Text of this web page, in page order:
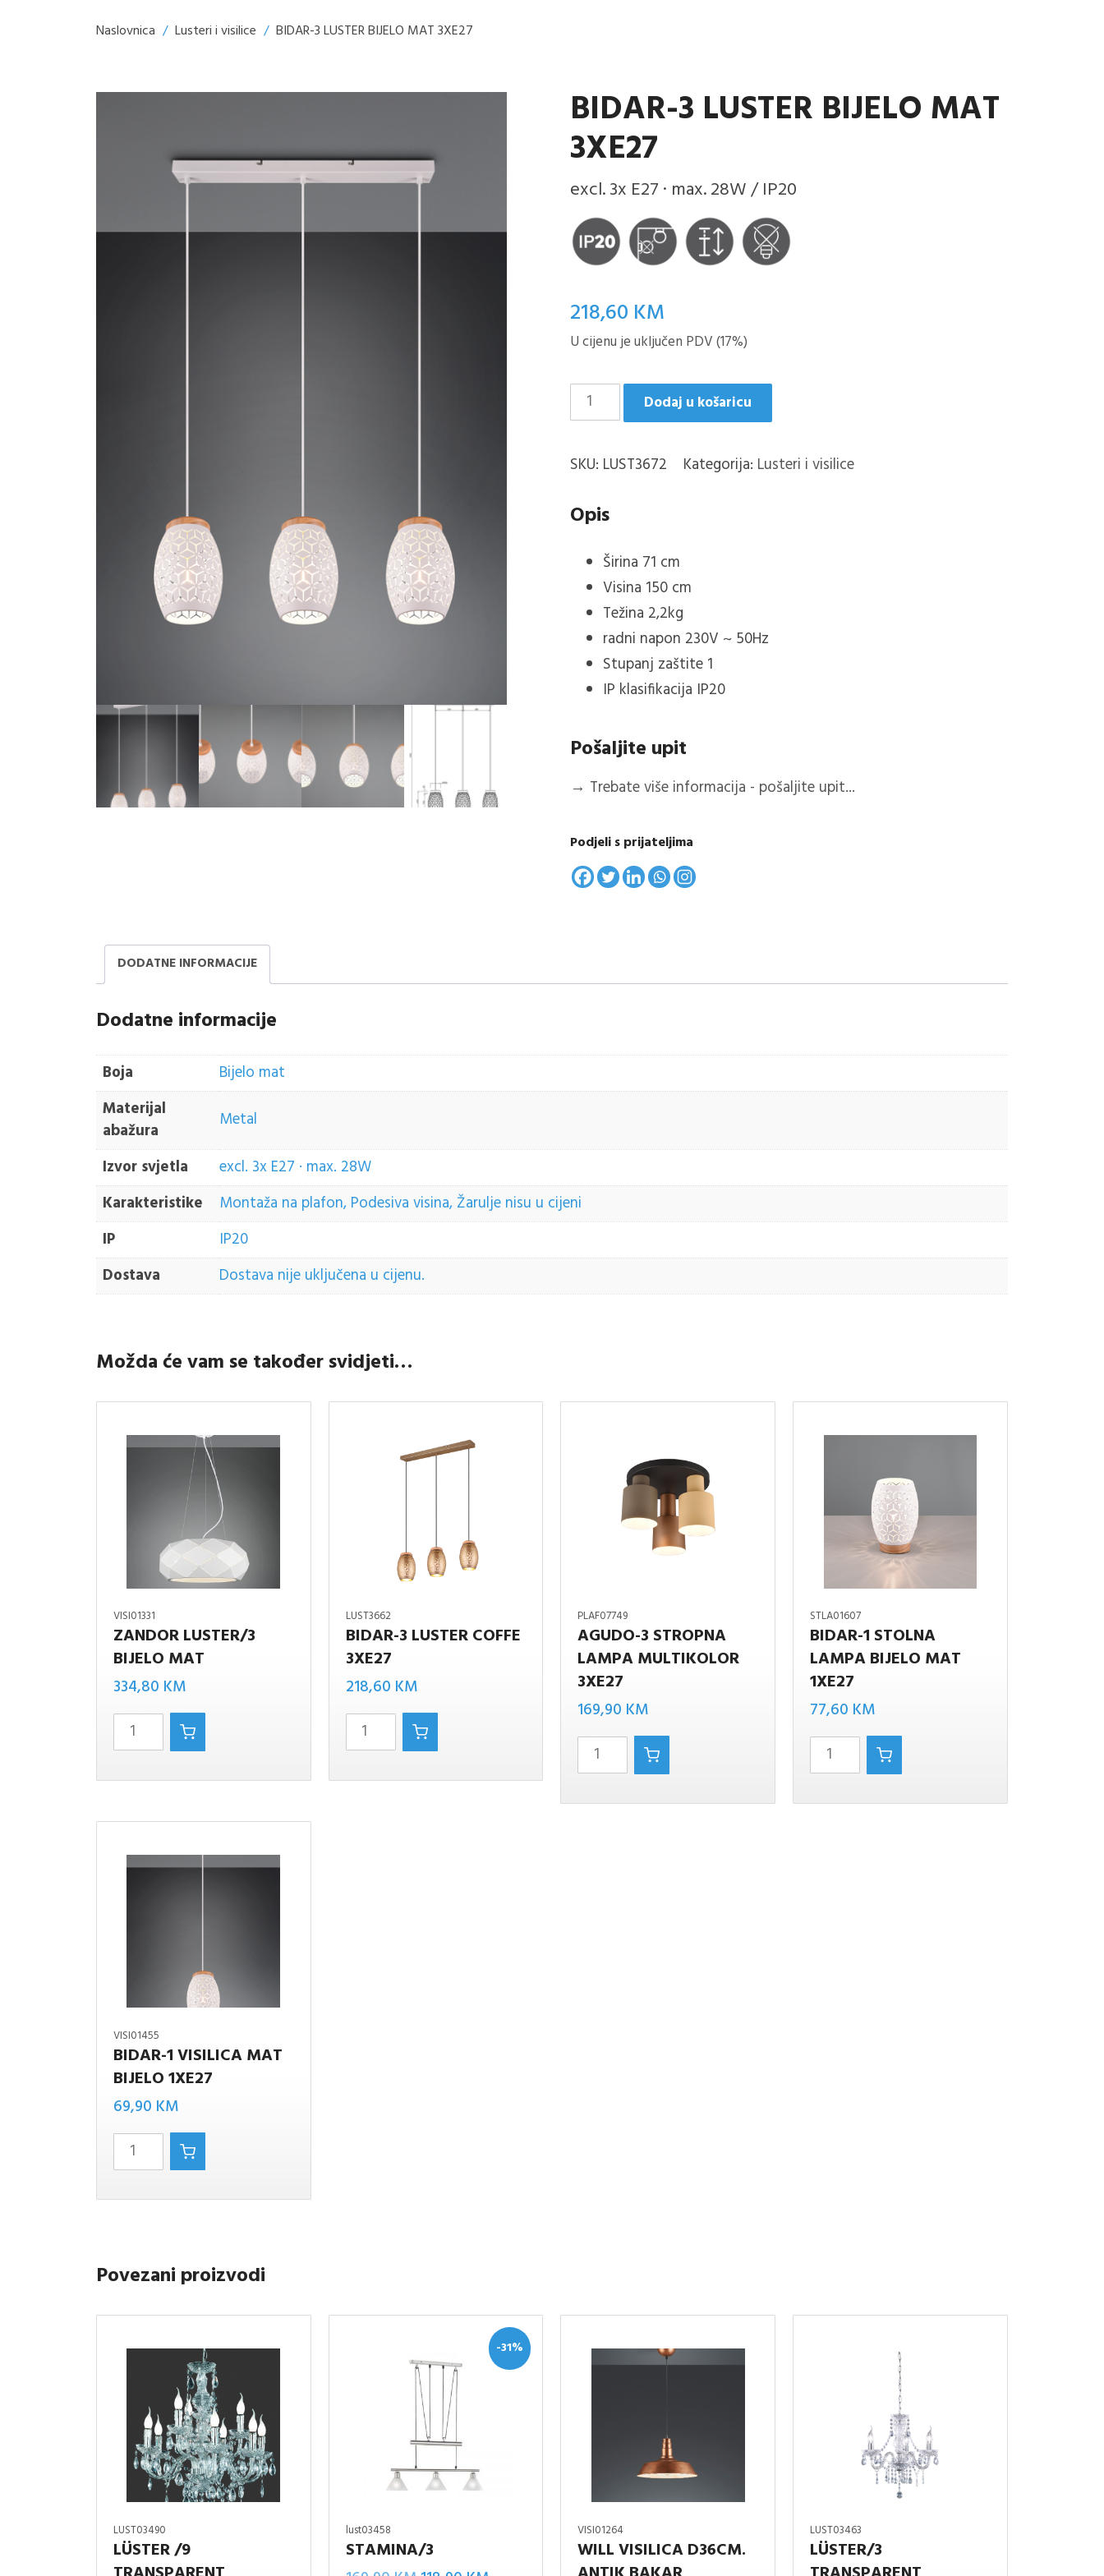
Naslovnica / Lusteri i visilice / BIDAR-3 LUSTER BIJELO MAT 3XE27
BIDAR-3 LUSTER BIJELO MAT
3XE27
excl. 3x E27 · max. 28W / IP20
218,60 KM
U cijenu je uključen PDV (17%)
BIDAR-
3
BIJELO
3XE27
količina
Dodaj u košaricu
SKU: LUST3672 Kategorija: Lusteri i visilice
Opis
Širina 71 cm
Visina 150 cm
Težina 2,2kg
radni napon 230V ~ 50Hz
Stupanj zaštite 1
IP klasifikacija IP20
Pošaljite upit
→ Trebate više informacija - pošaljite upit...
Podjeli s prijateljima
DODATNE INFORMACIJE
Dodatne informacije
Boja
Bijelo mat
Materijal
abažura
Metal
Izvor svjetla
excl. 3x E27 · max. 28W
Karakteristike
Montaža na plafon, Podesiva visina, Žarulje nisu u cijeni
IP
IP20
Dostava
Dostava nije uključena u cijenu.
Možda će vam se također svidjeti…
VISI01331
ZANDOR LUSTER/3
BIJELO MAT
334,80 KM
ZANDOR
LUSTER/3
BIJELO
LUST3662
BIDAR-3 LUSTER COFFE
3XE27
218,60 KM
BIDAR-
LUSTER
COFFE
3XE27
količina
PLAF07749
AGUDO-3 STROPNA
LAMPA MULTIKOLOR
3XE27
169,90 KM
AGUDO-3
STROPNA
LAMPA
MULTIKOLOR
količina
STLA01607
BIDAR-1 STOLNA
LAMPA BIJELO MAT
1XE27
77,60 KM
BIDAR-1
STOLNA
LAMPA
BIJELO
količina
VISI01455
BIDAR-1 VISILICA MAT
BIJELO 1XE27
69,90 KM
BIDAR-1
VISILICA
MAT
1XE27
količina
Povezani proizvodi
LUST03490
LÜSTER /9
-31%
lust03458
STAMINA/3
VISI01264
WILL VISILICA D36CM.
WILL
LUST03463
LÜSTER/3